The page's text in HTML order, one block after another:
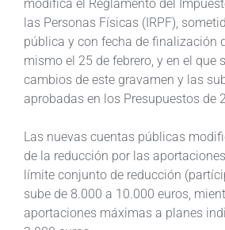
modifica el Reglamento del
las Personas Físicas (IRPF),
pública y con fecha de finalización
mismo el 25 de febrero, y en el que
cambios de este gravamen y las
aprobadas en los Presupuestos de
Las nuevas cuentas públicas
de la reducción por las
límite conjunto de reducción
sube de 8.000 a 10.000 euros,
aportaciones máximas a planes